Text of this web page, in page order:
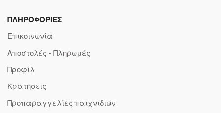
ΠΛΗΡΟΦΟΡΙΕΣ
Επικοινωνία
Αποστολές - Πληρωμές
Προφίλ
Κρατήσεις
Προπαραγγελίες παιχνιδιών